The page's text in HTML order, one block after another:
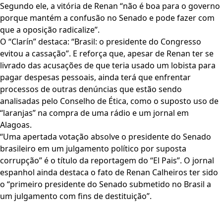
Segundo ele, a vitória de Renan “não é boa para o governo
porque mantém a confusão no Senado e pode fazer com
que a oposição radicalize”.
O “Clarín” destaca: “Brasil: o presidente do Congresso
evitou a cassação”. E reforça que, apesar de Renan ter se
livrado das acusações de que teria usado um lobista para
pagar despesas pessoais, ainda terá que enfrentar
processos de outras denúncias que estão sendo
analisadas pelo Conselho de Ética, como o suposto uso de
“laranjas” na compra de uma rádio e um jornal em
Alagoas.
“Uma apertada votação absolve o presidente do Senado
brasileiro em um julgamento político por suposta
corrupção” é o título da reportagem do “El Pais”. O jornal
espanhol ainda destaca o fato de Renan Calheiros ter sido
o “primeiro presidente do Senado submetido no Brasil a
um julgamento com fins de destituição”.